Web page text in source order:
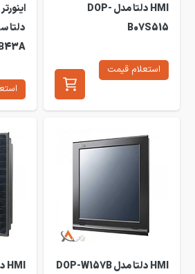
HMI دلتا مدل DOP-
B07S515
استعلام قیمت
HMI دلتا مدل DOP-W157B